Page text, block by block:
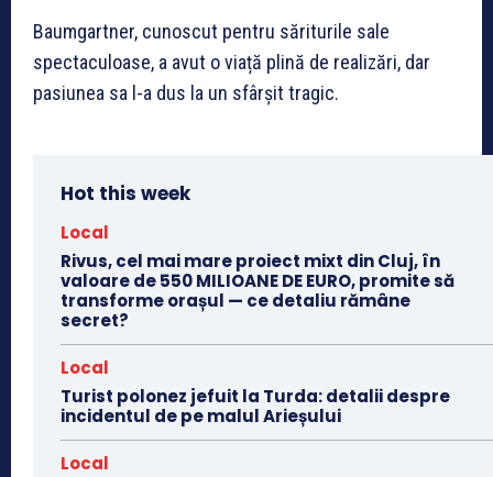
Baumgartner, cunoscut pentru săriturile sale
spectaculoase, a avut o viață plină de realizări, dar
pasiunea sa l-a dus la un sfârșit tragic.
Hot this week
Local
Rivus, cel mai mare proiect mixt din Cluj, în
valoare de 550 MILIOANE DE EURO, promite să
transforme orașul — ce detaliu rămâne
secret?
Local
Turist polonez jefuit la Turda: detalii despre
incidentul de pe malul Arieșului
Local